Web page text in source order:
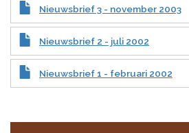
Nieuwsbrief 3 - november 2003
Nieuwsbrief 2 - juli 2002
Nieuwsbrief 1 - februari 2002